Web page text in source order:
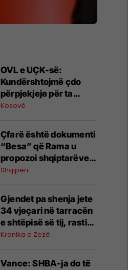
OVL e UÇK-së:
Kundërshtojmë çdo
përpjekjeje për ta
mbajtur Kosovën peng
Albin Kurtit
Kosovë
Çfarë është dokumenti
“Besa” që Rama u
propozoi shqiptarëve?
Kryeministri e
Shqipëri
Gjendet pa shenja jete
34 vjeçari në tarracën
e shtëpisë së tij, rasti
po hetohet
Kronika e Zezë
Vance: SHBA-ja do të